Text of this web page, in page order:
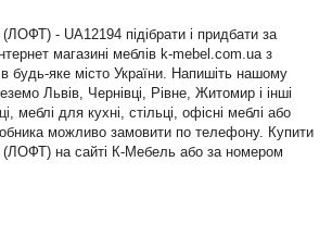
- UA12194 підібрати і придбати за
магазині меблів k-mebel.com.ua з
будь-яке місто України. Напишіть нашому
Львів, Чернівці, Рівне, Житомир і інші
, меблі для кухні, стільці, офісні меблі або
можливо замовити по телефону. Купити
(ЛОФТ) на сайті К-Мебель або за номером